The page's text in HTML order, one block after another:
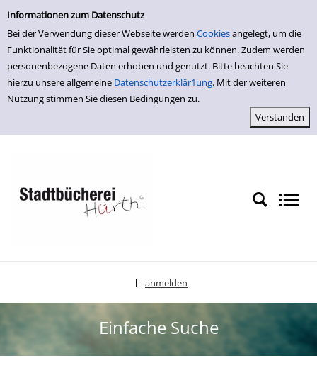
Einfache Suche
Informationen zum Datenschutz
Bei der Verwendung dieser Webseite werden Cookiesangelegt, um die
Funktionalität für Sie optimal gewährleisten zu können. Zudem werden
personenbezogene Daten erhoben und genutzt. Bitte beachten Sie
hierzu unsere allgemeine Datenschutzerklär1ung. Mit der weiteren
Nutzung stimmen Sie diesen Bedingungen zu.
zur Navigation springen
zum Inhalt springen
Zur Detailanzeige springen
anmelden
Einfache Suche